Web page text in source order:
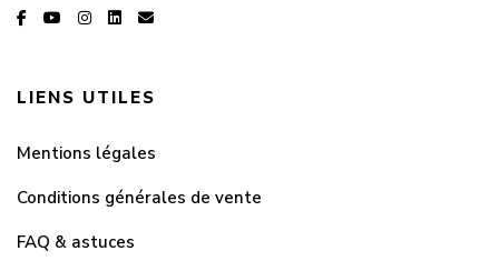
LIENS UTILES
Mentions légales
Conditions générales de vente
FAQ & astuces